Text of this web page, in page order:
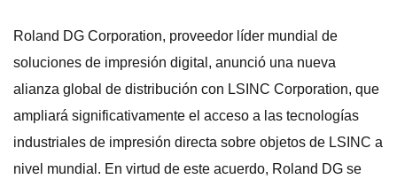
Roland DG Corporation, proveedor líder mundial de
soluciones de impresión digital, anunció una nueva
alianza global de distribución con LSINC Corporation, que
ampliará significativamente el acceso a las tecnologías
industriales de impresión directa sobre objetos de LSINC a
nivel mundial. En virtud de este acuerdo, Roland DG se